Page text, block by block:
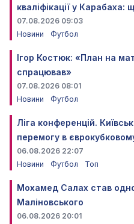
кваліфікації у Карабаха:
07.08.2026 09:03
Новини
Футбол
Ігор Костюк: «План на
спрацював»
07.08.2026 08:01
Новини
Футбол
Ліга конференцій.
перемогу в
06.08.2026 22:07
Новини
Футбол Топ
Мохамед Салах став
Маліновського
06.08.2026 20:01